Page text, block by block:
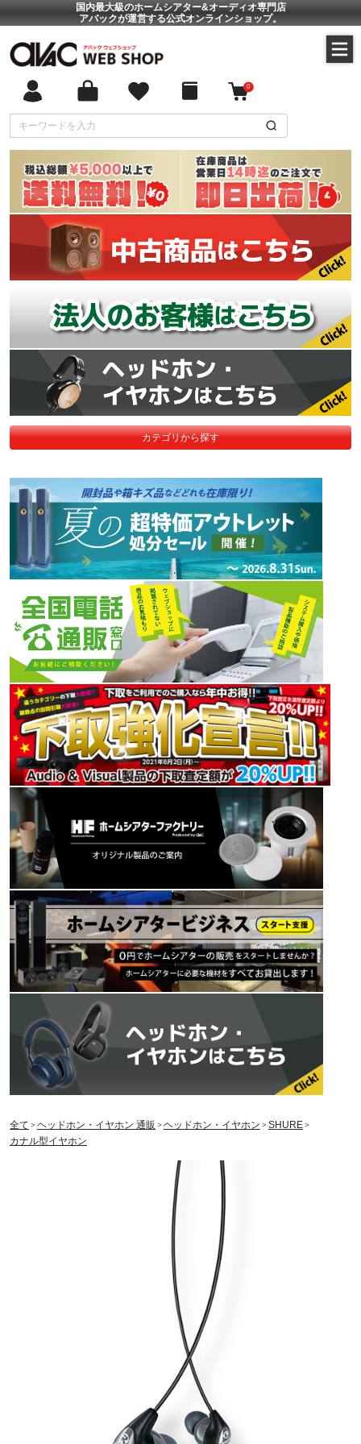
国内最大級のホームシアター&オーディオ専門店
アバックが運営する公式オンラインショップ。
0
カテゴリから探す
全て ＞ヘッドホン・イヤホン 通販 ＞ヘッドホン・イヤホン ＞SHURE＞
カナル型イヤホン